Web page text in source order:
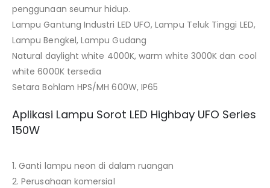
penggunaan seumur hidup.
Lampu Gantung Industri LED UFO, Lampu Teluk Tinggi LED,
Lampu Bengkel, Lampu Gudang
Natural daylight white 4000K, warm white 3000K dan cool
white 6000K tersedia
Setara Bohlam HPS/MH 600W, IP65
Aplikasi Lampu Sorot LED Highbay UFO Series
150W
1. Ganti lampu neon di dalam ruangan
2. Perusahaan komersial